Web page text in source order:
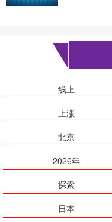
线上
上涨
北京
2026年
探索
日本